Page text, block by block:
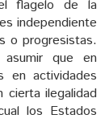
flagelo de la
independiente
o progresistas.
que en
en actividades
cierta ilegalidad
los Estados